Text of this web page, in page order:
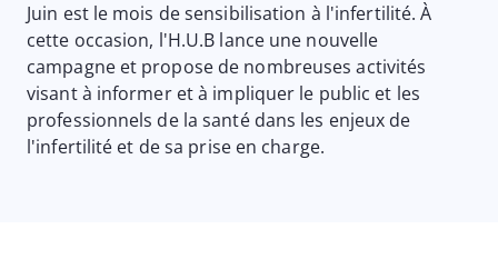
Juin est le mois de sensibilisation à l'infertilité. À
cette occasion, l'H.U.B lance une nouvelle
campagne et propose de nombreuses activités
visant à informer et à impliquer le public et les
professionnels de la santé dans les enjeux de
l'infertilité et de sa prise en charge.